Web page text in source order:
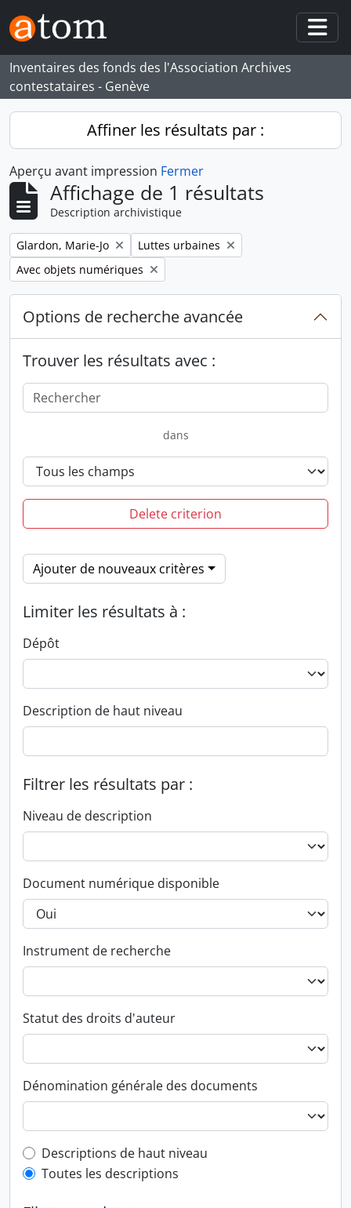
Skip to main content
Inventaires des fonds des l'Association Archives
contestataires - Genève
Affiner les résultats par :
Aperçu avant impression Fermer
Affichage de 1 résultats
Description archivistique
Remove filter:
Glardon, Marie-Jo Remove filter:
Luttes urbaines
Remove filter:
Avec objets numériques
Options de recherche avancée
Trouver les résultats avec :
dans
Delete criterion
Ajouter de nouveaux critères
Limiter les résultats à :
Dépôt
Description de haut niveau
Filtrer les résultats par :
Niveau de description
Document numérique disponible
Instrument de recherche
Statut des droits d'auteur
Dénomination générale des documents
Top-level description filter
Descriptions de haut niveau
Toutes les descriptions